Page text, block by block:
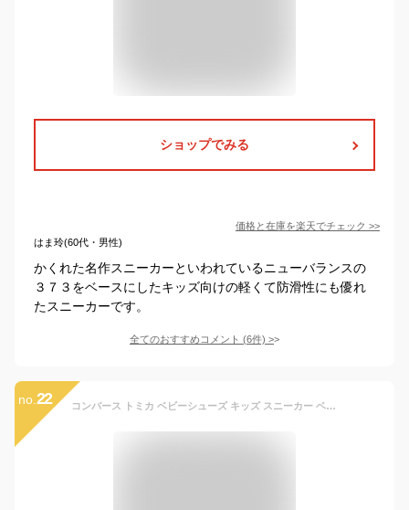
ショップでみる
価格と在庫を楽天でチェック >>
はま玲(60代・男性)
かくれた名作スニーカーといわれているニューバランスの
３７３をベースにしたキッズ向けの軽くて防滑性にも優れ
たスニーカーです。
全てのおすすめコメント (6件) >
no. 22 コンバース トミカ ベビーシューズ キッズ スニーカー ベビー パトカー 消防車 ホイールローダー 子供靴 オールスター 男の子 女の子 CONVERSE BABY ALL STAR N TOMICA MT V-1